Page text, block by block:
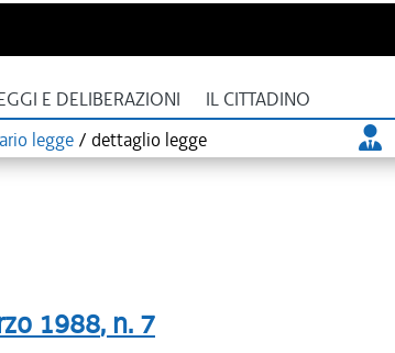
E DELIBERAZIONI IL CITTADINO
legge / dettaglio legge
1988, n. 7